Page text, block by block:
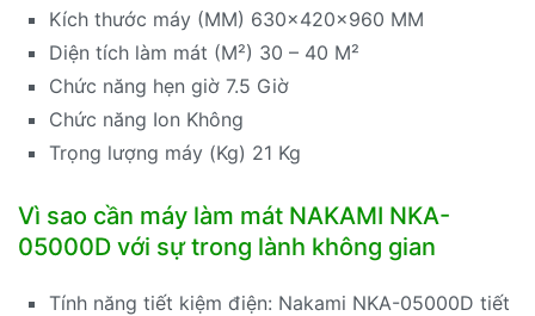
Kích thước máy (MM) 630x420x960 MM
Diện tích làm mát (M²) 30 – 40 M²
Chức năng hẹn giờ 7.5 Giờ
Chức năng Ion Không
Trọng lượng máy (Kg) 21 Kg
Vì sao cần máy làm mát NAKAMI NKA-
05000D với sự trong lành không gian
Tính năng tiết kiệm điện: Nakami NKA-05000D tiết